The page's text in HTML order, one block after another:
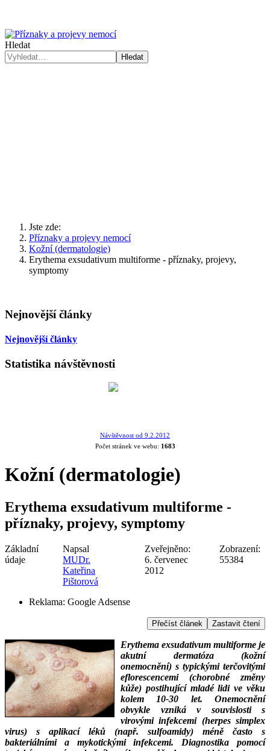
Hledat
Hledat
Jste zde:
Příznaky a projevy nemocí
Kožní (dermatologie)
Erythema exsudativum multiforme - příznaky, projevy,
symptomy
Nejnovější články
Nejnovější články
Statistika návštěvnosti
Návštěvnost od 9.2.2012
Počet stránek ve webu: 1683
Kožní (dermatologie)
Erythema exsudativum multiforme -
příznaky, projevy, symptomy
Základní
údaje
Napsal
MUDr.
Kateřina
Pištorová
Zveřejněno:
6. červenec
2012
Zobrazení:
55384
Reklama: Google Adsense
Přečíst článek Zastavit čtení
Erythema exsudativum multiforme je
akutní dermatóza (kožní
onemocnění) s typickými terčovitými
eflorescencemi (chorobné změny
kůže) postihující mladé lidi ve věku
kolem 10-30 let. Onemocnění
obvykle vzniká v souvislosti s
virovými infekcemi (herpes simplex
virus) s aplikací léků (např. sulfoamidy) méně často s
bakteriálními a mykotickými infekcemi. Diagnostika pomocí